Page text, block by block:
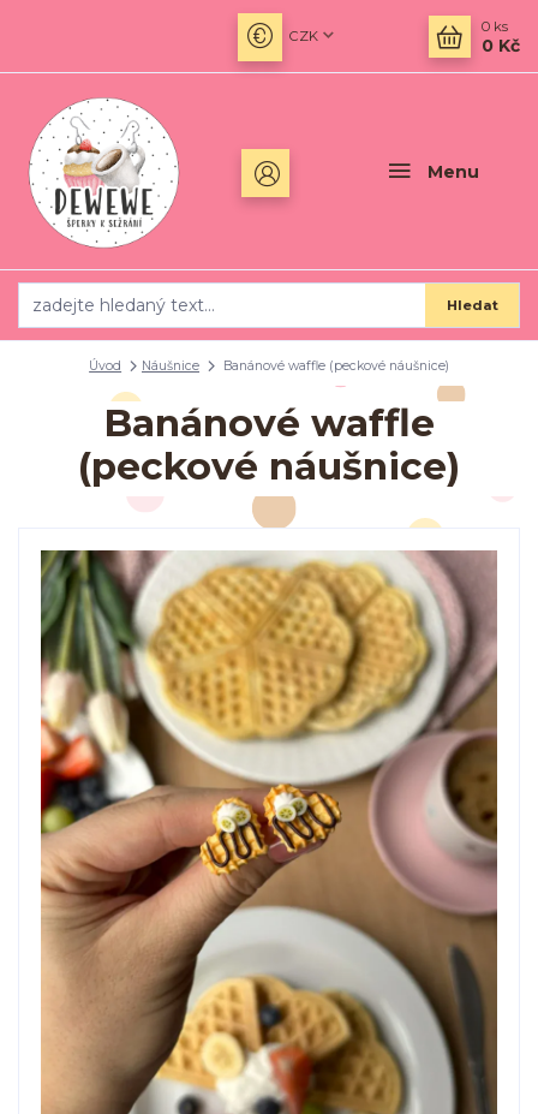
Menu
CZK
Hledat
0 ks
0 Kč
Úvod Náušnice Banánové waffle (peckové náušnice)
Banánové waffle
(peckové náušnice)